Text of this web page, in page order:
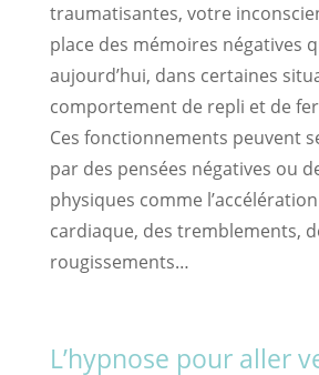
traumatisantes, votre
place des mémoires négatives
aujourd’hui, dans certaines
comportement de repli et de
Ces fonctionnements peuvent
par des pensées négatives ou
physiques comme
cardiaque, des tremblements,
rougissements…
L’hypnose pour aller